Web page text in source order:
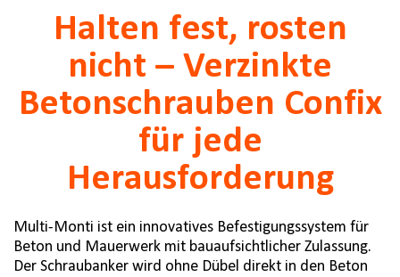
Halten fest, rosten
nicht – Verzinkte
Betonschrauben Confix
für jede
Herausforderung
Multi-Monti ist ein innovatives Befestigungssystem für
Beton und Mauerwerk mit bauaufsichtlicher Zulassung.
Der Schraubanker wird ohne Dübel direkt in den Beton